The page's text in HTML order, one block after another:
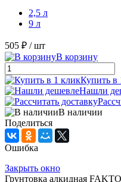
2,5 л
9 л
505 ₽ / шт
В корзину
Купить в
Нашли
В наличии
Поделиться
Ошибка
Закрыть окно
Грунтовка алкидная